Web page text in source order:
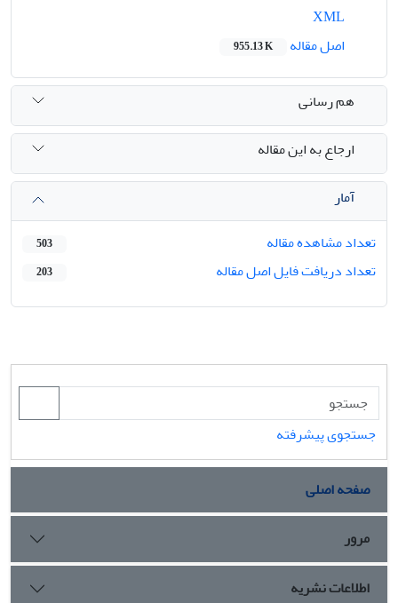
اصل مقاله
955.13 K
هم رسانی
ارجاع به این مقاله
آمار
تعداد مشاهده مقاله
503
تعداد دریافت فایل اصل مقاله 203
جستجوی پیشرفته
صفحه اصلی
مرور
اطلاعات نشریه